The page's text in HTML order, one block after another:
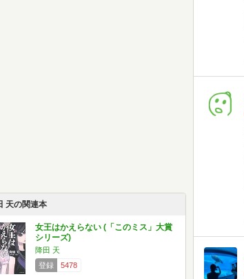
天の関連本
女王はかえらない (「このミス」大賞
シリーズ)
降田 天
登録
5478